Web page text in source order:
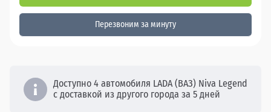
Перезвоним за минуту
Доступно 4 автомобиля LADA (ВАЗ) Niva Legend
с доставкой из другого города за 5 дней